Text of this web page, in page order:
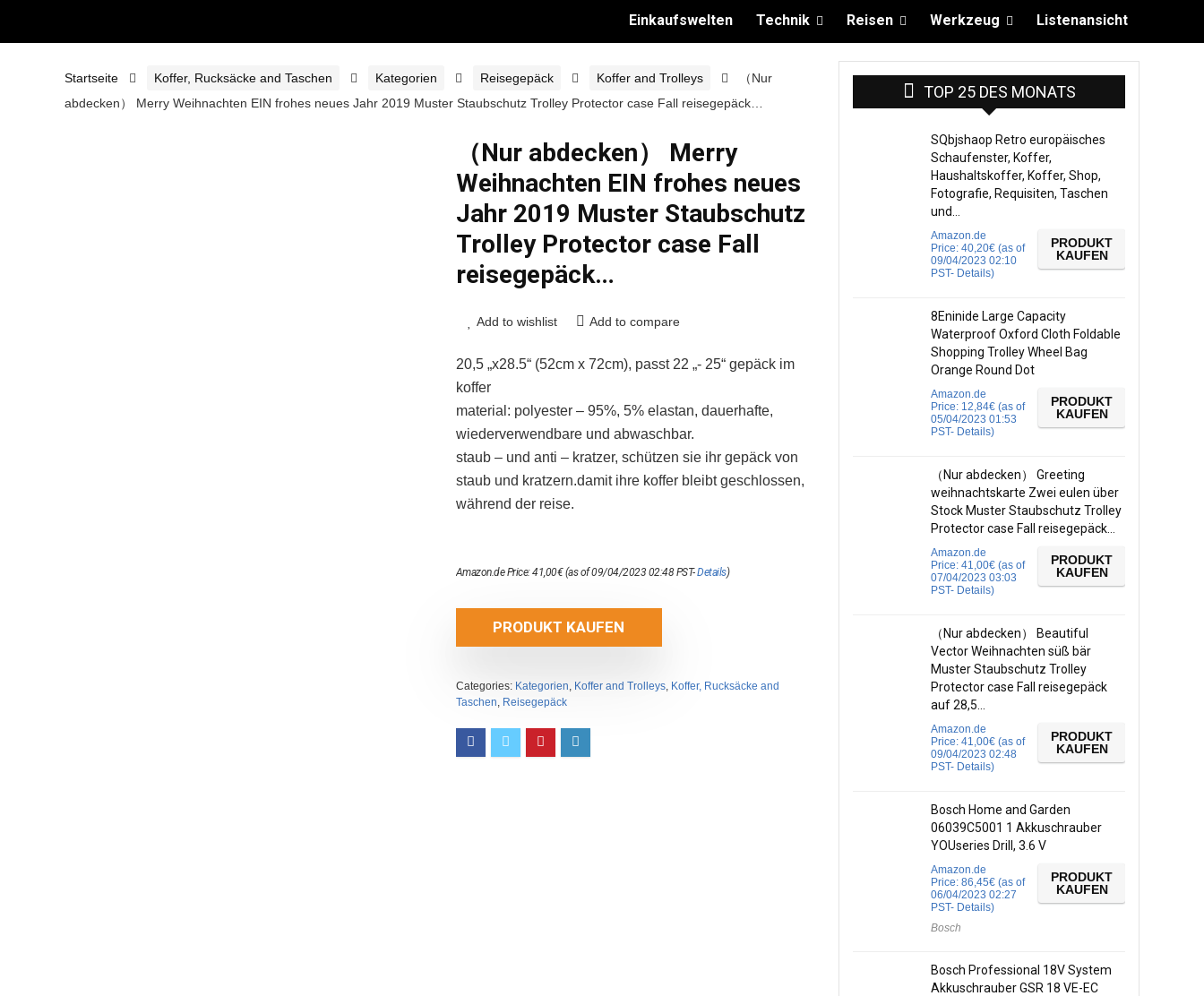
Einkaufswelten Technik Reisen Werkzeug Listenansicht
Startseite Koffer, Rucksäcke and Taschen Kategorien Reisegepäck Koffer and Trolleys
（Nur
abdecken） Merry Weihnachten EIN frohes neues Jahr 2019 Muster Staubschutz Trolley Protector case Fall reisegepäck…
（Nur abdecken） Merry
Weihnachten EIN frohes neues
Jahr 2019 Muster Staubschutz
Trolley Protector case Fall
reisegepäck…
Add to wishlist Add to compare
20,5 „x28.5“ (52cm x 72cm), passt 22 „- 25“ gepäck im
koffer
material: polyester – 95%, 5% elastan, dauerhafte,
wiederverwendbare und abwaschbar.
staub – und anti – kratzer, schützen sie ihr gepäck von
staub und kratzern.damit ihre koffer bleibt geschlossen,
während der reise.
Amazon.de Price:41,00€(as of 09/04/2023 02:48 PST-Details)
PRODUKT KAUFEN
Categories: Kategorien, Koffer and Trolleys, Koffer, Rucksäcke and
Taschen, Reisegepäck
TOP 25 DES MONATS
SQbjshaop Retro europäisches
Schaufenster, Koffer,
Haushaltskoffer, Koffer, Shop,
Fotografie, Requisiten, Taschen
und…
Amazon.de
Price: 40,20€ (as of
09/04/2023 02:10
PST- Details)
PRODUKT
KAUFEN
8Eninide Large Capacity
Waterproof Oxford Cloth Foldable
Shopping Trolley Wheel Bag
Orange Round Dot
Amazon.de
Price: 12,84€ (as of
05/04/2023 01:53
PST- Details)
PRODUKT
KAUFEN
（Nur abdecken） Greeting
weihnachtskarte Zwei eulen über
Stock Muster Staubschutz Trolley
Protector case Fall reisegepäck…
Amazon.de
Price: 41,00€ (as of
07/04/2023 03:03
PST- Details)
PRODUKT
KAUFEN
（Nur abdecken） Beautiful
Vector Weihnachten süß bär
Muster Staubschutz Trolley
Protector case Fall reisegepäck
auf 28,5…
Amazon.de
Price: 41,00€ (as of
09/04/2023 02:48
PST- Details)
PRODUKT
KAUFEN
Bosch Home and Garden
06039C5001 1 Akkuschrauber
YOUseries Drill, 3.6 V
Amazon.de
Price: 86,45€ (as of
06/04/2023 02:27
PST- Details)
Bosch
PRODUKT
KAUFEN
Bosch Professional 18V System
Akkuschrauber GSR 18 VE-EC